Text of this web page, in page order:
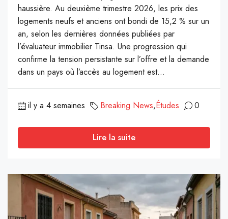
haussière. Au deuxième trimestre 2026, les prix des
logements neufs et anciens ont bondi de 15,2 % sur un
an, selon les dernières données publiées par
l’évaluateur immobilier Tinsa. Une progression qui
confirme la tension persistante sur l’offre et la demande
dans un pays où l’accès au logement est...
il y a 4 semaines Breaking News,Études 0
Lire la suite